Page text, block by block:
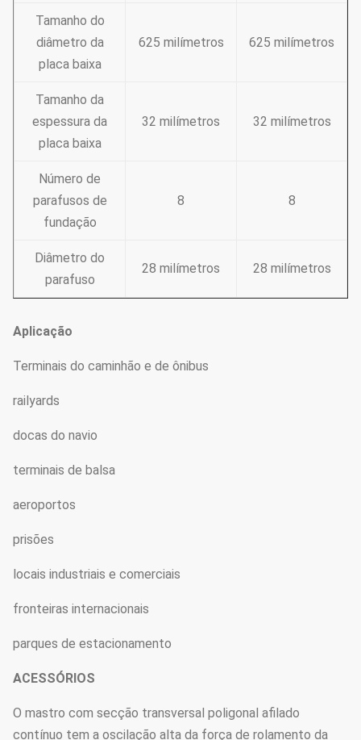
Tamanho do
diâmetro da
placa baixa
625 milímetros 625 milímetros
Tamanho da
espessura da
placa baixa
32 milímetros 32 milímetros
Número de
parafusos de
fundação
8 8
Diâmetro do
parafuso
28 milímetros 28 milímetros
Aplicação
Terminais do caminhão e de ônibus
railyards
docas do navio
terminais de balsa
aeroportos
prisões
locais industriais e comerciais
fronteiras internacionais
parques de estacionamento
ACESSÓRIOS
O mastro com secção transversal poligonal afilado
contínuo tem a oscilação alta da força de rolamento da